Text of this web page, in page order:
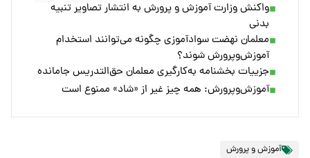
واکنش وزارت آموزش و پرورش به انتشار تصاویر تنبیه
بدنی
معلمان نهضت سوادآموزی چگونه می‌توانند استخدام
آموزش‌وپرورش شوند؟
جزییات بخشنامه به‌کارگیری معلمان ‎حق‌التدریس جامانده
آموزش‌وپرورش: همه چیز غیر از «شاد» ممنوع است
آموزش و پرورش